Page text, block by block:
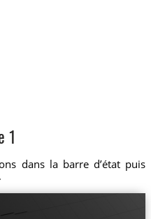
1
dans la barre d’état puis